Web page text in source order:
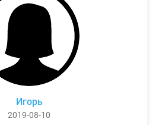
Игорь
2019-08-10